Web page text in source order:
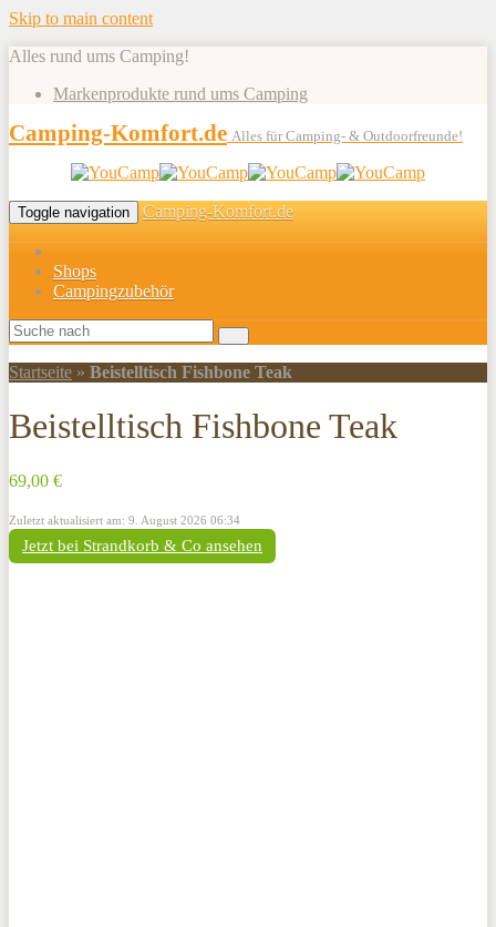
Skip to main content
Alles rund ums Camping!
Markenprodukte rund ums Camping
Camping-Komfort.de Alles für Camping- & Outdoorfreunde!
Toggle navigation Camping-Komfort.de
Shops
Campingzubehör
Startseite » Beistelltisch Fishbone Teak
Beistelltisch Fishbone Teak
69,00 €
Zuletzt aktualisiert am: 9. August 2026 06:34
Jetzt bei Strandkorb & Co ansehen